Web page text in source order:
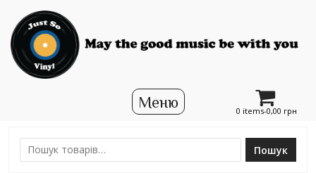
0 items-0,00 грн
Ш
Пошук